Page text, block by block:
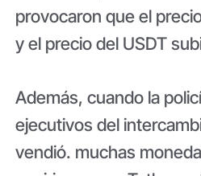
provocaron que el
y el precio del USDT
Además, cuando la
ejecutivos del
vendió. muchas